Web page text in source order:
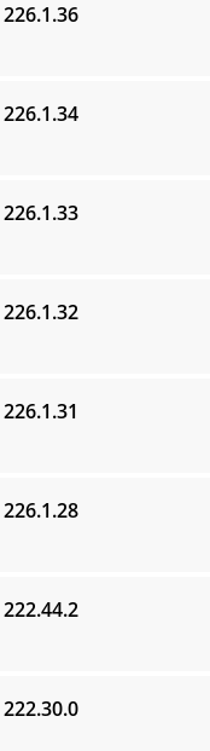
226.1.36
226.1.34
226.1.33
226.1.32
226.1.31
226.1.28
222.44.2
222.30.0